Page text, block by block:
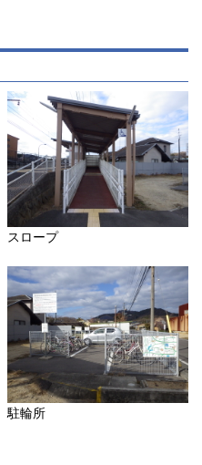
スロープ
駐輪所